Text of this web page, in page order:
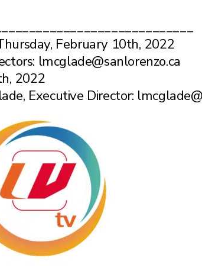
February 10th, 2022
lmcglade@sanlorenzo.ca
2022
Executive Director: